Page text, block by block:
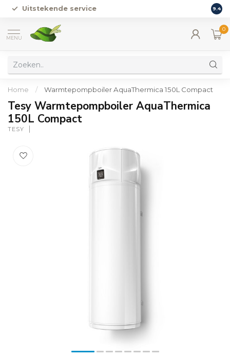
Uitstekende service 9.4
MENU
0
Home / Warmtepompboiler AquaThermica 150L Compact
Tesy Warmtepompboiler AquaThermica
150L Compact
TESY